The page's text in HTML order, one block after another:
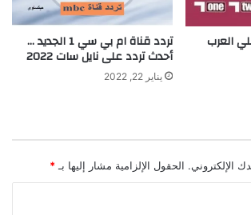
الكأس 5 علي العرب تردد قناة ام بي سي 1 الجديد …
أحدث تردد على نايل سات 2022
يناير 22, 2022
الإلكتروني. الحقول الإلزامية مشار إليها بـ *